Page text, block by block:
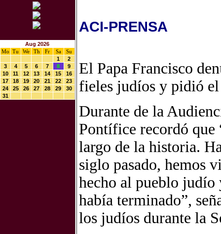
Aug 2026
Mo
Tu We Th Fr Sa
Su
1
2
3
4 5 6 7 8
9
10
11 12 13 14 15
16
17
18 19 20 21 22
23
24
25 26 27 28 29
30
31
ACI-PRENSA
El Papa Francisco
fieles judíos y pidió
Durante de la
Pontífice recordó
largo de la historia.
siglo pasado, hemos
hecho al pueblo judío
había terminado”,
los judíos durante la